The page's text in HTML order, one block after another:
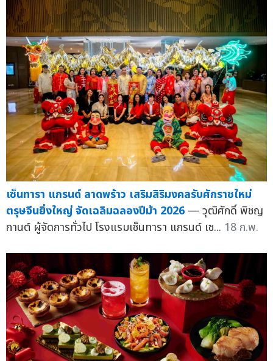
เซ็นทารา แกรนด์ ลาดพร้าว เสริมสิริมงคลรับศักราชใหม่
ตรุษจีนยิ่งใหญ่ จัดเฉลิมฉลองปีม้า 2026 — วุฒิศักดิ์ พิชญ
กานต์ ผู้จัดการทั่วไป โรงแรมเซ็นทารา แกรนด์ เซ... 18 ก.พ.